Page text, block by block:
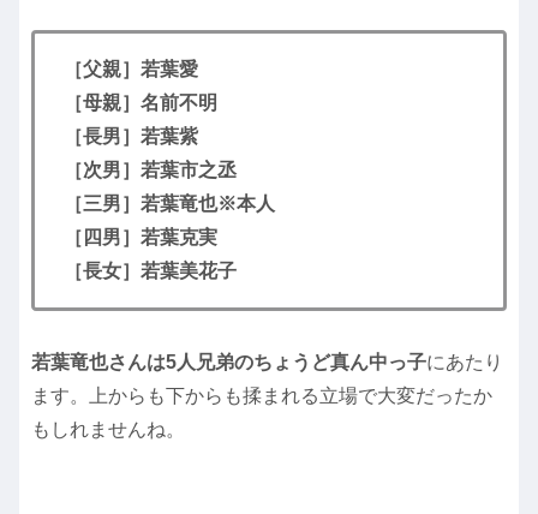
［父親］若葉愛
［母親］名前不明
［長男］若葉紫
［次男］若葉市之丞
［三男］若葉竜也※本人
［四男］若葉克実
［長女］若葉美花子
若葉竜也さんは5人兄弟のちょうど真ん中っ子にあたり
ます。上からも下からも揉まれる立場で大変だったか
もしれませんね。